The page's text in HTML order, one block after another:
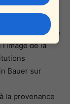
dépasse le
de la
Bauer sur
la provenance